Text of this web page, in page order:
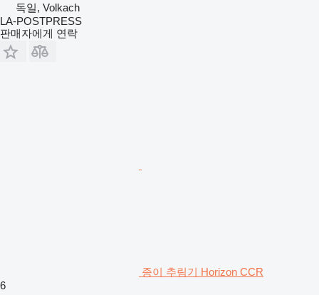
독일, Volkach
LA-POSTPRESS
판매자에게 연락
종이 추림기 Horizon CCR
6